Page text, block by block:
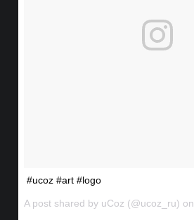
#ucoz #art #logo
A post shared by uCoz (@ucoz_ru) on